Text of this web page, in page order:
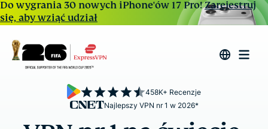
Do wygrania 30 nowych iPhone'ów 17 Pro!Zarejestruj
się, aby wziąć udział
Najlepszy VPN nr 1 w 2026*
458K+ Recenzje